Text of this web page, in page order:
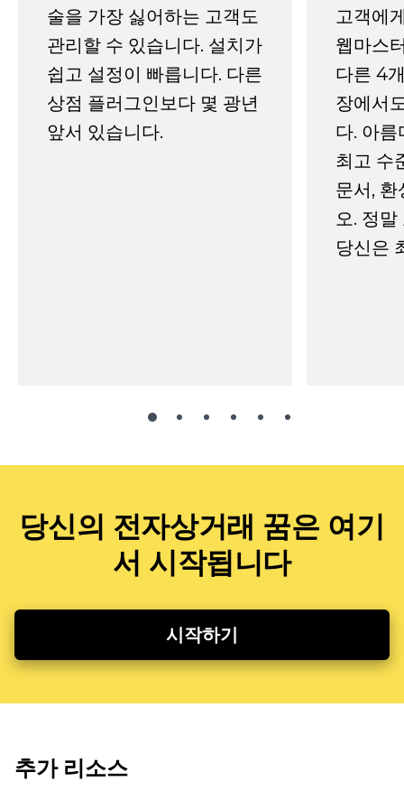
술을 가장 싫어하는 고객도
관리할 수 있습니다. 설치가
쉽고 설정이 빠릅니다. 다른
상점 플러그인보다 몇 광년
앞서 있습니다.
고객에
웹마스
다른 4
장에서
다. 아름
최고 수
문서,
오. 정
당신은
당신의 전자상거래 꿈은 여기
서 시작됩니다
시작하기
추가 리소스